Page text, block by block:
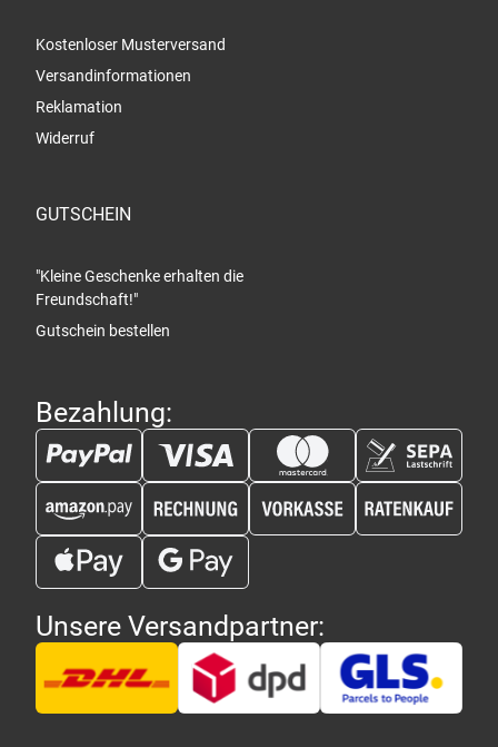
Kostenloser Musterversand
Versandinformationen
Reklamation
Widerruf
GUTSCHEIN
"Kleine Geschenke erhalten die
Freundschaft!"
Gutschein bestellen
Bezahlung:
Unsere Versandpartner: